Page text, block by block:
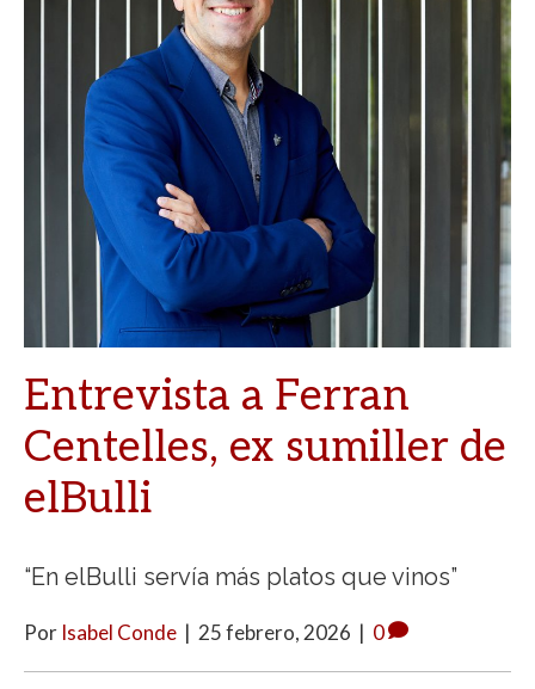
Entrevista a Ferran
Centelles, ex sumiller de
elBulli
“En elBulli servía más platos que vinos”
Por Isabel Conde | 25 febrero, 2026 | 0